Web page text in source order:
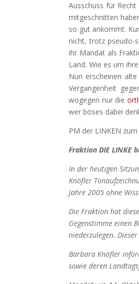
Ausschuss für
mitgeschnitten
so gut ankommt.
nicht, trotz pseudo-
ihr Mandat als
Land. Wie es um
Nun erscheinen
Vergangenheit
wogegen nur die
wer böses dabei
PM der LINKEN
Fraktion DIE LINKE
In der heutigen
Knöfler
Jahre 2005 ohne
Die Fraktion hat
Gegenstimme einen
niederzulegen.
Barbara Knöfler
sowie deren